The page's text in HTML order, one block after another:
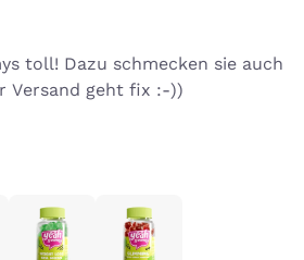
toll! Dazu schmecken sie auch
Versand geht fix :-))